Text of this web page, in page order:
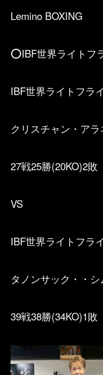
Lemino BOXING
⭕️IBF世界ライトフ
IBF世界ライトフラ
クリスチャン・ア
27戦25勝(20KO)2敗
VS
IBF世界ライトフラ
タノンサック・・
39戦38勝(34KO)1敗